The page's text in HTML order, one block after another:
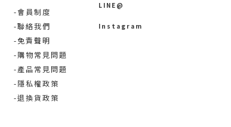
-會員制度
-聯絡我們
-免責聲明
-購物常見問題
-產品常見問題
-隱私權政策
-退換貨政策
LINE@
Instagram